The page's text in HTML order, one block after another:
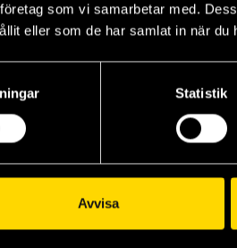
som vi samarbetar med.
eller som de har samlat in när du
Statistik
Avvisa
EXIT - The Pharaoh's Tomb EXIT - The Secret
Exit the Game